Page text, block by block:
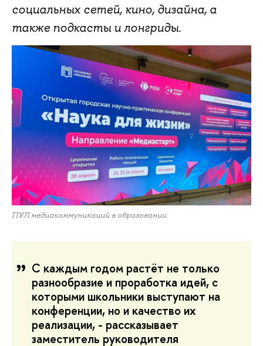
социальных сетей, кино, дизайна, а
также подкасты и лонгриды.
ПУЛ медиакоммуникаций в образовании
С каждым годом растёт не только
разнообразие и проработка идей, с
которыми школьники выступают на
конференции, но и качество их
реализации, - рассказывает
заместитель руководителя